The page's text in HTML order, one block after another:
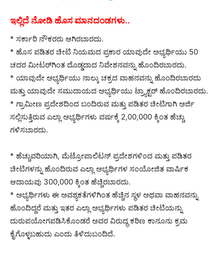
ಇಲ್ಲಿದೆ ನೋಡಿ ಹೊಸ ಮಾನದಂಡಗಳು..
* ಸರ್ಕಾರಿ ನೌಕರರು ಆಗಿರಬಾರದು.
* ಹೊಸ ಪಡಿತರ ಚೀಟಿ ನಿಯಮದ ಪ್ರಕಾರ ಯಾವುದೇ ಅಭ್ಯರ್ಥಿಯು 50
ಚದರ ಮೀಟರ್‌ಗಿಂತ ದೊಡ್ಡದಾದ ನಿವೇಶನವನ್ನು ಹೊಂದಿರಬಾರದು.
* ಯಾವುದೇ ಅಭ್ಯರ್ಥಿಯು ನಾಲ್ಕು ಚಕ್ರದ ವಾಹನವನ್ನು ಹೊಂದಿರಬಾರದು
ಮತ್ತು ಯಾವುದೇ ಸಮುದಾಯದ ಅಭ್ಯರ್ಥಿಯು ಟ್ರ್ಯಾಕ್ಟರ್ ಹೊಂದಿರಬಾರದು.
* ಗ್ರಾಮೀಣ ಪ್ರದೇಶದಿಂದ ಬಂದಿರುವ ಮತ್ತು ಪಡಿತರ ಚೀಟಿಗಾಗಿ ಅರ್ಜಿ
ಸಲ್ಲಿಸುತ್ತಿರುವ ಎಲ್ಲಾ ಅಭ್ಯರ್ಥಿಗಳು ವರ್ಷಕ್ಕೆ 2,00,000 ಕ್ಕಿಂತ ಹೆಚ್ಚು
ಗಳಿಸಬಾರದು.
* ಹೆಚ್ಚುವರಿಯಾಗಿ, ಮೆಟ್ರೋಪಾಲಿಟನ್ ಪ್ರದೇಶಗಳಿಂದ ಮತ್ತು ಪಡಿತರ
ಚೀಟಿಗಳನ್ನು ಹೊಂದಿರುವ ಎಲ್ಲಾ ಅಭ್ಯರ್ಥಿಗಳ ಸಂಯೋಜಿತ ವಾರ್ಷಿಕ
ಆದಾಯವು 300,000 ಕ್ಕಿಂತ ಹೆಚ್ಚಿರಬಾರದು.
* ಅಭ್ಯರ್ಥಿಗಳು ಈ ಅವಶ್ಯಕತೆಗಳಿಗಿಂತ ಹೆಚ್ಚಿನ ಸ್ಥಳ ಅಥವಾ ವಾಹನವನ್ನು
ಹೊಂದಿದ್ದರೆ ಮತ್ತು ಇತರ ಎಲ್ಲಾ ಅಭ್ಯರ್ಥಿಗಳು ಪಡಿತರ ಚೀಟಿಯನ್ನು
ದುರುಪಯೋಗಪಡಿಸಿಕೊಂಡರೆ ಅವರ ವಿರುದ್ಧ ಕಠಿಣ ಕಾನೂನು ಕ್ರಮ
ಕೈಗೊಳ್ಳಬಹುದು ಎಂದು ತಿಳಿದುಬಂದಿದೆ.